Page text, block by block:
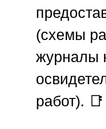
(схемы
журналы
работ). 📑